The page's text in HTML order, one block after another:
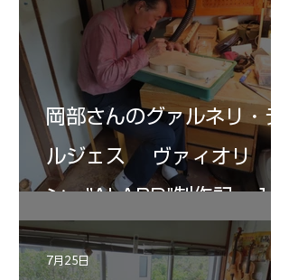
岡部さんのグァルネリ・デ
ルジェス ヴァィオリ
ン ”ALARD"制作記 １2
7月25日